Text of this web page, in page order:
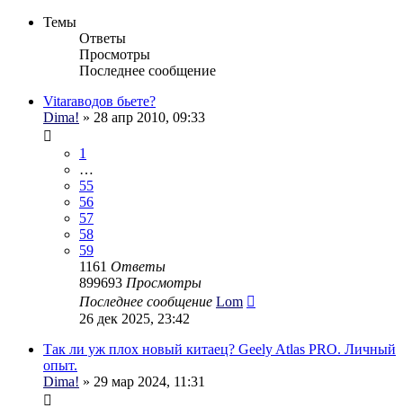
Темы
Ответы
Просмотры
Последнее сообщение
Vitaraводов бьете?
Dima! » 28 апр 2010, 09:33
1
…
55
56
57
58
59
1161 Ответы
899693 Просмотры
Последнее сообщение Lom
26 дек 2025, 23:42
Так ли уж плох новый китаец? Geely Atlas PRO. Личный
опыт.
Dima! » 29 мар 2024, 11:31